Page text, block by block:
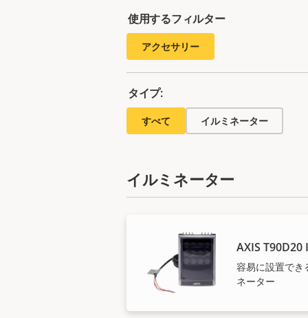
使用するフィルター
アクセサリー
タイプ:
すべて イルミネーター
イルミネーター
AXIS T90D20
容易に設置でき
ネーター